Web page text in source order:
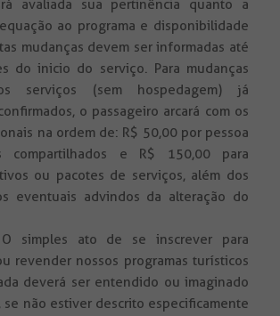
avaliada sua pertinência quanto a
ao programa e disponibilidade
mudanças devem ser informadas até
do inicio do serviço. Para mudanças
serviços (sem hospedagem) já
o passageiro arcará com os
na ordem de: R$ 50,00 por pessoa
compartilhados e R$ 150,00 para
ou pacotes de serviços, além dos
eventuais advindos da alteração do
O simples ato de se inscrever para
revender nossos programas turísticos
deverá ser entendido ou imaginado
se não estiver descrito especificamente